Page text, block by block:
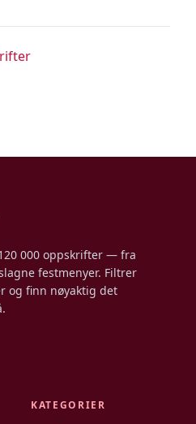
000 oppskrifter — fra
festmenyer. Filtrer
og finn nøyaktig det
KATEGORIER